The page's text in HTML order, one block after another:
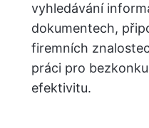
vyhledávání
dokumentech,
firemních
práci pro
efektivitu.